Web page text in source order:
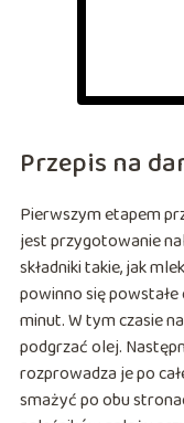
Przepis na
Pierwszym etapem
jest przygotowanie
składniki takie, jak
powinno się
minut. W tym czasie
podgrzać olej.
rozprowadza je po
smażyć po obu